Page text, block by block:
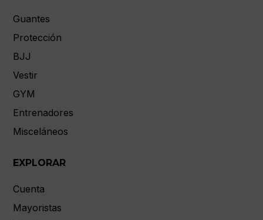
Guantes
Protección
BJJ
Vestir
GYM
Entrenadores
Misceláneos
EXPLORAR
Cuenta
Mayoristas